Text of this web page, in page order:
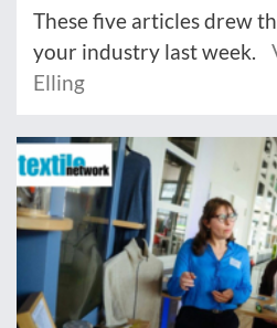
These five articles drew
your industry last week.
Elling